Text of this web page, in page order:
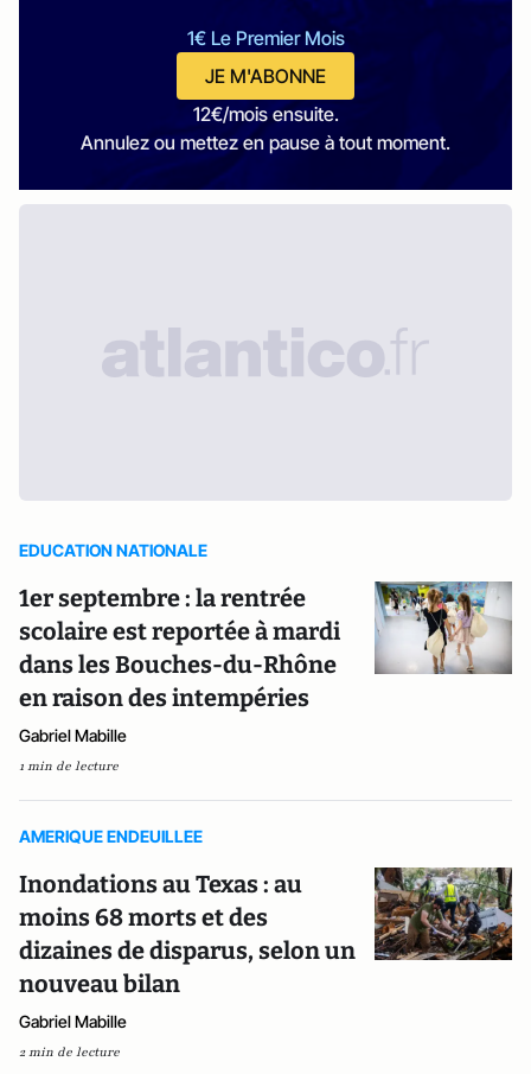
1€ Le Premier Mois
JE M'ABONNE
12€/mois ensuite.
Annulez ou mettez en pause à tout moment.
EDUCATION NATIONALE
1er septembre : la rentrée
scolaire est reportée à mardi
dans les Bouches-du-Rhône
en raison des intempéries
Gabriel Mabille
1 min de lecture
AMERIQUE ENDEUILLEE
Inondations au Texas : au
moins 68 morts et des
dizaines de disparus, selon un
nouveau bilan
Gabriel Mabille
2 min de lecture